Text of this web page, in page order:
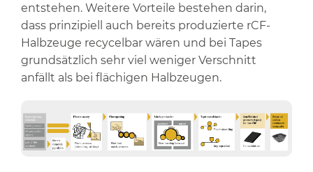
entstehen. Weitere Vorteile bestehen darin,
dass prinzipiell auch bereits produzierte rCF-
Halbzeuge recycelbar wären und bei Tapes
grundsätzlich sehr viel weniger Verschnitt
anfällt als bei flächigen Halbzeugen.